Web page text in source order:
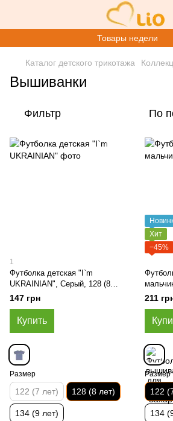
Товары недели
Каталог детского трикотажа
Вышиванки
Фильтр По
1
Футболка детская "I`m
UKRAINIAN", Серый, 128 (8
лет)
147 грн
Купить
Размер
122 (7 лет) 128 (8 лет)
134 (9 лет)
Хит
−45%
(7 лет)
211
Размер
122
134